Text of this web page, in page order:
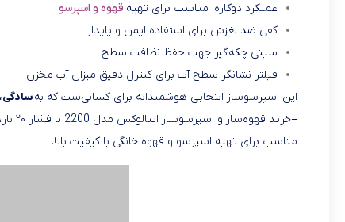
عملکرد دوکاره: مناسب برای تهیه قهوه و اسپرسو
کفی ضد لغزش برای استفاده ایمن و پایدار
سینی چکه‌گیر جهت حفظ نظافت سطح
فیلتر نشانگر سطح آب برای کنترل دقیق میزان آب مخزن
این اسپرسوساز انتخابی هوشمندانه برای کسانی‌ست که به
–خرید قهوه‌ساز و اسپرسوساز ایتالوکس مدل 2200 با فشار ۲۰ بار،
مناسب برای تهیه اسپرسو و قهوه خانگی با کیفیت بالا.